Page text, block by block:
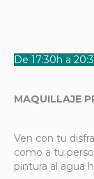
De 17:30h a
MAQUILLAJE
Ven con tu
como a tu
pintura al agua